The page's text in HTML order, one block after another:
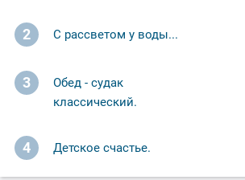
2 С рассветом у воды...
3
Обед - судак
классический.
4 Детское счастье.